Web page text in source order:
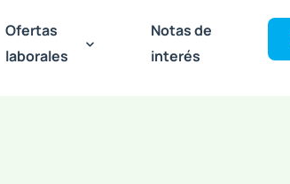
Ofertas
laborales
Notas de
interés